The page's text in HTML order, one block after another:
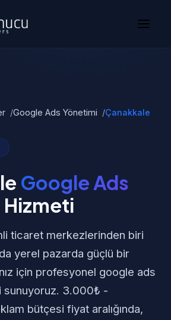
Google Ads Yönetimi Çanakkale
Google Ads
Hizmeti
ticaret merkezlerinden biri
yerel pazarda güçlü bir
için profesyonel google ads
sunuyoruz. 3.000₺ -
bütçesi fiyat aralığında,